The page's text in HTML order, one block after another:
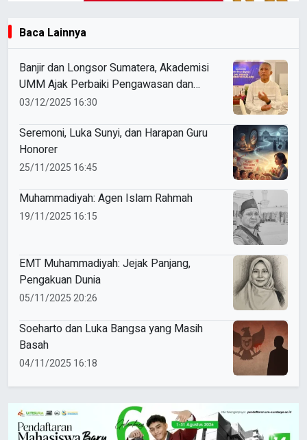
Baca Lainnya
Banjir dan Longsor Sumatera, Akademisi
UMM Ajak Perbaiki Pengawasan dan
Ketaatan Hukum
03/12/2025 16:30
Seremoni, Luka Sunyi, dan Harapan Guru
Honorer
25/11/2025 16:45
Muhammadiyah: Agen Islam Rahmah
19/11/2025 16:15
EMT Muhammadiyah: Jejak Panjang,
Pengakuan Dunia
05/11/2025 20:26
Soeharto dan Luka Bangsa yang Masih
Basah
04/11/2025 16:18